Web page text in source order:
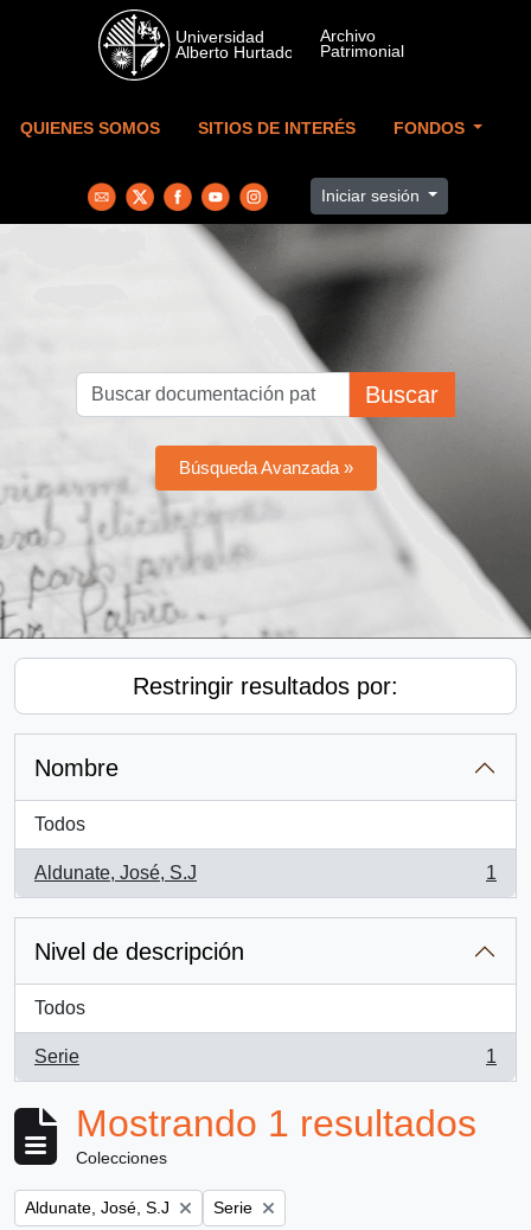
Skip to main content
QUIENES SOMOS SITIOS DE INTERÉS FONDOS
Iniciar sesión
Buscar
Búsqueda Avanzada »
Restringir resultados por:
Nombre
Todos
Aldunate, José, S.J
, 1 resultados
1
Nivel de descripción
Todos
Serie
, 1 resultados
1
Mostrando 1 resultados
Colecciones
Remove filter:
Aldunate, José, S.J Remove filter:
Serie